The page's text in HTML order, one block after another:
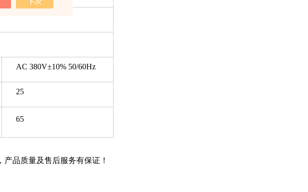
AC 380V±10% 50/60Hz
25
65
品质量及售后服务有保证！